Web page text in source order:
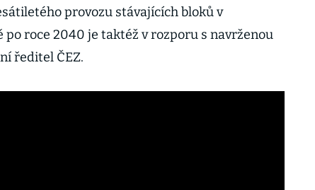
provozu stávajících bloků v
po roce 2040 je taktéž v rozporu s navrženou
ředitel ČEZ.